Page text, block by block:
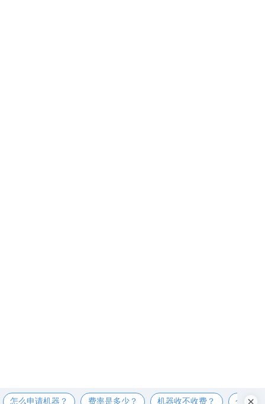
怎么申请机器？ 费率是多少？ 机器收不收费？ 个人可